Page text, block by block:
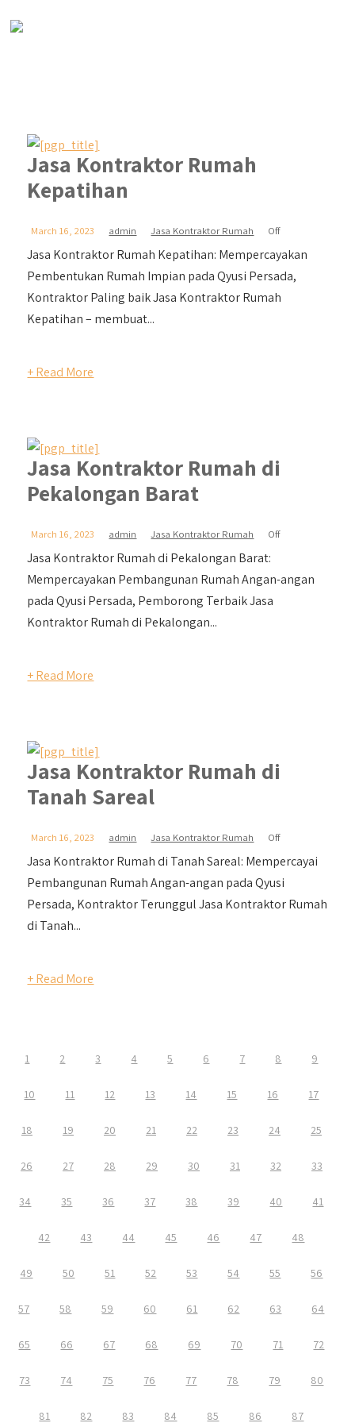
Jasa Kontraktor Rumah
Kepatihan
March 16, 2023 admin Jasa Kontraktor Rumah Off
Jasa Kontraktor Rumah Kepatihan: Mempercayakan
Pembentukan Rumah Impian pada Qyusi Persada,
Kontraktor Paling baik Jasa Kontraktor Rumah
Kepatihan – membuat...
+ Read More
Jasa Kontraktor Rumah di
Pekalongan Barat
March 16, 2023 admin Jasa Kontraktor Rumah Off
Jasa Kontraktor Rumah di Pekalongan Barat:
Mempercayakan Pembangunan Rumah Angan-angan
pada Qyusi Persada, Pemborong Terbaik Jasa
Kontraktor Rumah di Pekalongan...
+ Read More
Jasa Kontraktor Rumah di
Tanah Sareal
March 16, 2023 admin Jasa Kontraktor Rumah Off
Jasa Kontraktor Rumah di Tanah Sareal: Mempercayai
Pembangunan Rumah Angan-angan pada Qyusi
Persada, Kontraktor Terunggul Jasa Kontraktor Rumah
di Tanah...
+ Read More
1 2 3 4 5 6 7 8 9
10 11 12 13 14 15 16 17
18 19 20 21 22 23 24 25
26 27 28 29 30 31 32 33
34 35 36 37 38 39 40 41
42 43 44 45 46 47 48
49 50 51 52 53 54 55 56
57 58 59 60 61 62 63 64
65 66 67 68 69 70 71 72
73 74 75 76 77 78 79 80
81 82 83 84 85 86 87